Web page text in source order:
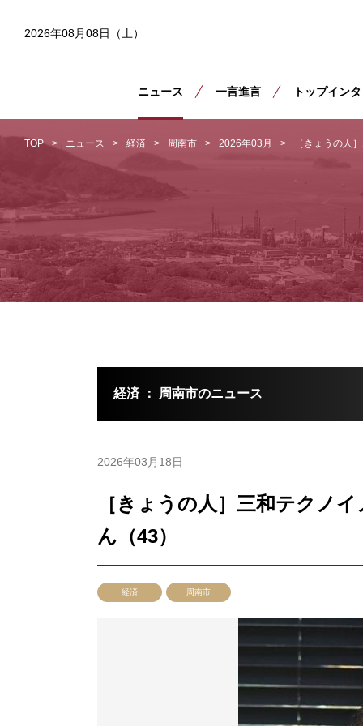
2026年08月08日（土）
ニュース 一言進言 トップイン
TOP ニュース 経済 周南市 2026年03月 ［きょうの人
経済 ： 周南市のニュース
2026年03月18日
［きょうの人］三和テクノ
ん（43）
経済 周南市